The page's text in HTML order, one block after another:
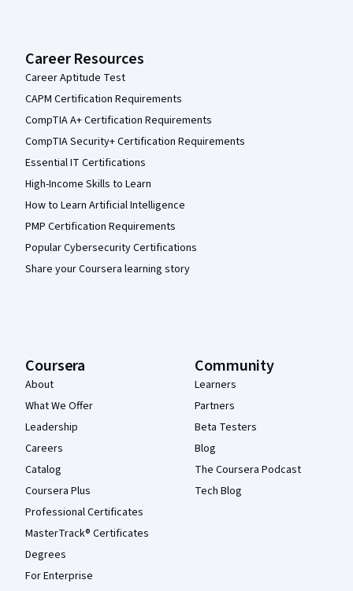
Career Resources
Career Aptitude Test
CAPM Certification Requirements
CompTIA A+ Certification Requirements
CompTIA Security+ Certification Requirements
Essential IT Certifications
High-Income Skills to Learn
How to Learn Artificial Intelligence
PMP Certification Requirements
Popular Cybersecurity Certifications
Share your Coursera learning story
Coursera
About
What We Offer
Leadership
Careers
Catalog
Coursera Plus
Professional Certificates
MasterTrack® Certificates
Degrees
For Enterprise
Community
Learners
Partners
Beta Testers
Blog
The Coursera Podcast
Tech Blog